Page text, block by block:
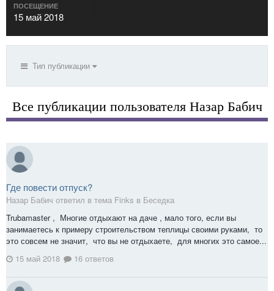
ПОСЕЩЕНИЕ
15 май 2018
Тип публикации
Все публикации пользователя Назар Бабич
Где повести отпуск?
Назар Бабич ответил в тема Finks в Беседка
Trubamaster , Многие отдыхают на даче , мало того, если вы
занимаетесь к примеру строительством теплицы своими руками, то
это совсем не значит, что вы не отдыхаете, для многих это самое...
15 май 2018
16 ответов